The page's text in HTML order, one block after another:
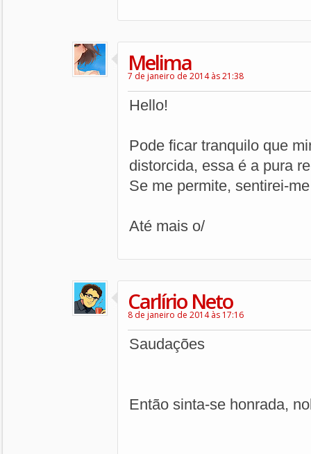
Melima
7 de janeiro de 2014 às 21:38
Hello!
Pode ficar tranquilo que
distorcida, essa é a pura
Se me permite, sentirei-
Até mais o/
Carlírio Neto
8 de janeiro de 2014 às 17:16
Saudações
Então sinta-se honrada,